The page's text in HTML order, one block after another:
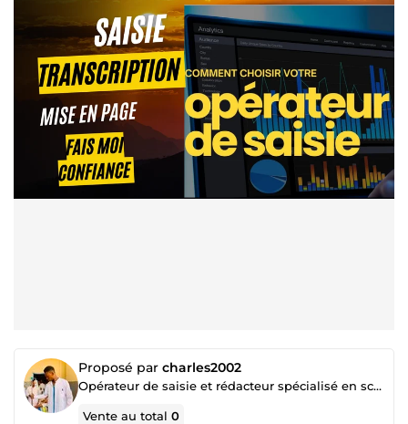
Proposé par charles2002
Opérateur de saisie et rédacteur spécialisé en sciences de la santé
Vente au total0